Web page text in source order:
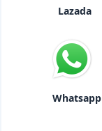
Lazada
Whatsapp